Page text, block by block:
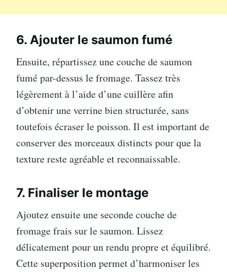
6. Ajouter le saumon fumé
Ensuite, répartissez une couche de saumon
fumé par-dessus le fromage. Tassez très
légèrement à l’aide d’une cuillère afin
d’obtenir une verrine bien structurée, sans
toutefois écraser le poisson. Il est important de
conserver des morceaux distincts pour que la
texture reste agréable et reconnaissable.
7. Finaliser le montage
Ajoutez ensuite une seconde couche de
fromage frais sur le saumon. Lissez
délicatement pour un rendu propre et équilibré.
Cette superposition permet d’harmoniser les